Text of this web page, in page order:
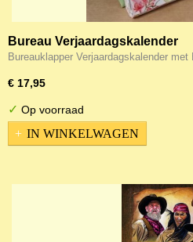
Bureau Verjaardagskalender
Bureauklapper Verjaardagskalender
€ 17,95
✓ Op voorraad
IN WINKELWAGEN